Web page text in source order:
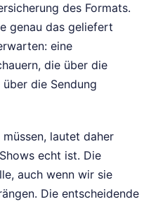
des Formats.
genau das geliefert
eine
die über die
die Sendung
lautet daher
echt ist. Die
auch wenn wir sie
Die entscheidende